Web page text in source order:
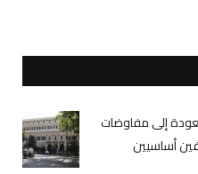
إلى مفاوضات
أساسيين